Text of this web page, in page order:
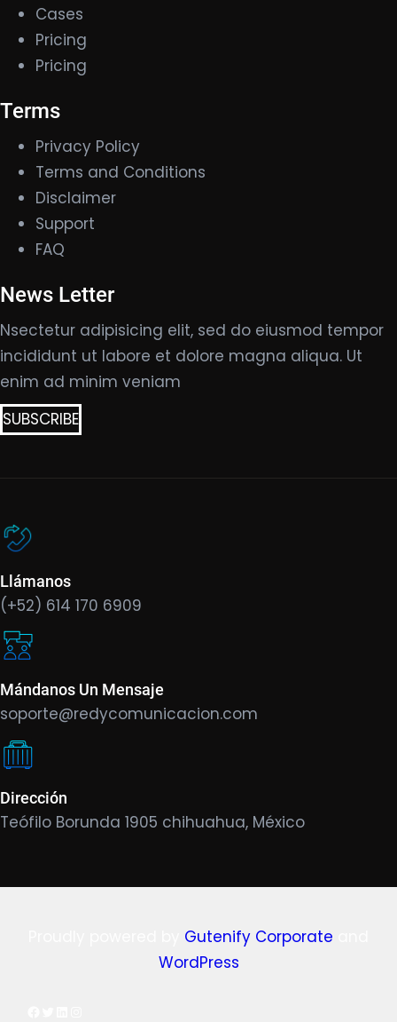
Cases
Pricing
Pricing
Terms
Privacy Policy
Terms and Conditions
Disclaimer
Support
FAQ
News Letter
Nsectetur adipisicing elit, sed do eiusmod tempor
incididunt ut labore et dolore magna aliqua. Ut
enim ad minim veniam
SUBSCRIBE
Llámanos
(+52) 614 170 6909
Mándanos Un Mensaje
soporte@redycomunicacion.com
Dirección
Teófilo Borunda 1905 chihuahua, México
Gutenify Corporate
WordPress